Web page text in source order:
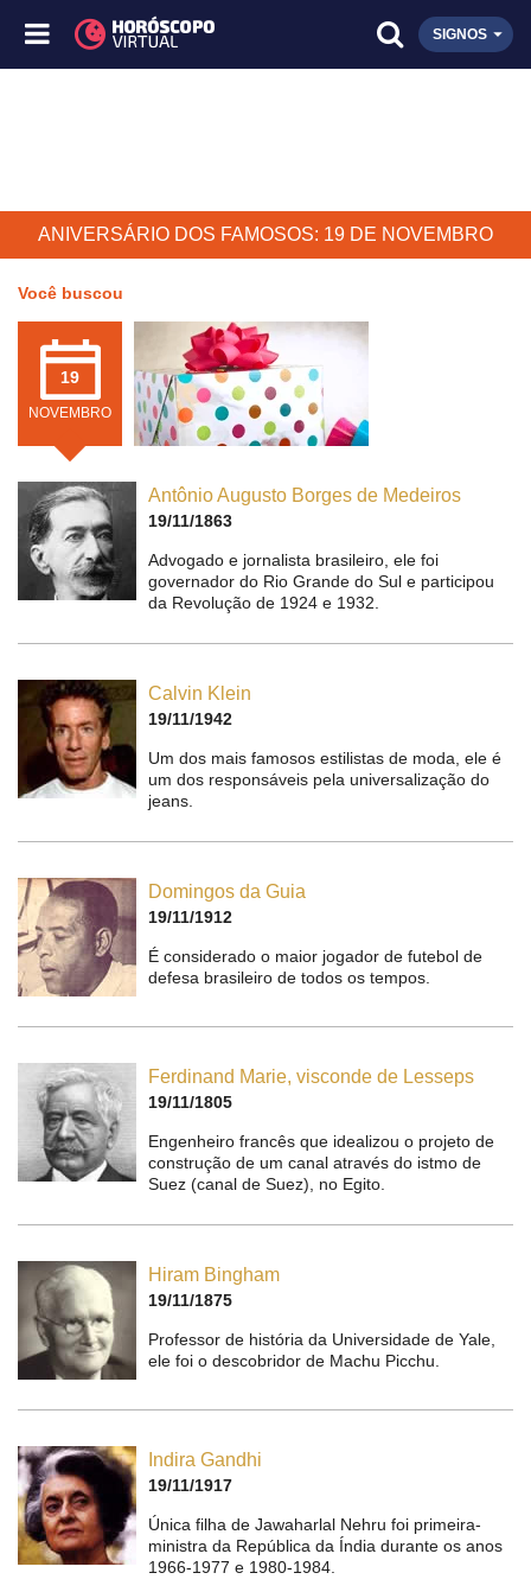
SIGNOS
ANIVERSÁRIO DOS FAMOSOS: 19 DE NOVEMBRO
Você buscou
19
NOVEMBRO
Antônio Augusto Borges de Medeiros
19/11/1863
Advogado e jornalista brasileiro, ele foi
governador do Rio Grande do Sul e participou
da Revolução de 1924 e 1932.
Calvin Klein
19/11/1942
Um dos mais famosos estilistas de moda, ele é
um dos responsáveis pela universalização do
jeans.
Domingos da Guia
19/11/1912
É considerado o maior jogador de futebol de
defesa brasileiro de todos os tempos.
Ferdinand Marie, visconde de Lesseps
19/11/1805
Engenheiro francês que idealizou o projeto de
construção de um canal através do istmo de
Suez (canal de Suez), no Egito.
Hiram Bingham
19/11/1875
Professor de história da Universidade de Yale,
ele foi o descobridor de Machu Picchu.
Indira Gandhi
19/11/1917
Única filha de Jawaharlal Nehru foi primeira-
ministra da República da Índia durante os anos
1966-1977 e 1980-1984.